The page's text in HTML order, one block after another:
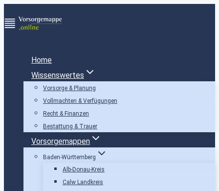
Inhalt
Home
Wissenswertes
Vorsorge & Planung
Vollmachten & Verfügungen
Recht & Finanzen
Bestattung & Trauer
Vorsorgemappen
Baden-Württemberg
Alb-Donau-Kreis
Calw Landkreis